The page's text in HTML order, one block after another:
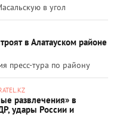
в угол
в Алатауском районе
пресс-тура по району
развлечения» в
удары России и